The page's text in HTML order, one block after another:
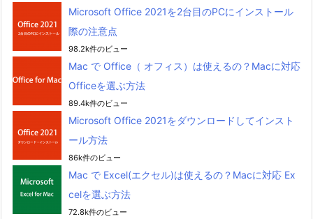
Microsoft Office 2021を2台目のPCにインストール
際の注意点
98.2k件のビュー
Mac で Office（ オフィス）は使えるの？Macに対応
Officeを選ぶ方法
89.4k件のビュー
Microsoft Office 2021をダウンロードしてインスト
ール方法
86k件のビュー
Mac で Excel(エクセル)は使えるの？Macに対応 Ex
celを選ぶ方法
72.8k件のビュー